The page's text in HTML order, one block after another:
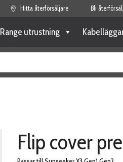
Hitta återförsäljare Bli
Range utrustning
Flip cover